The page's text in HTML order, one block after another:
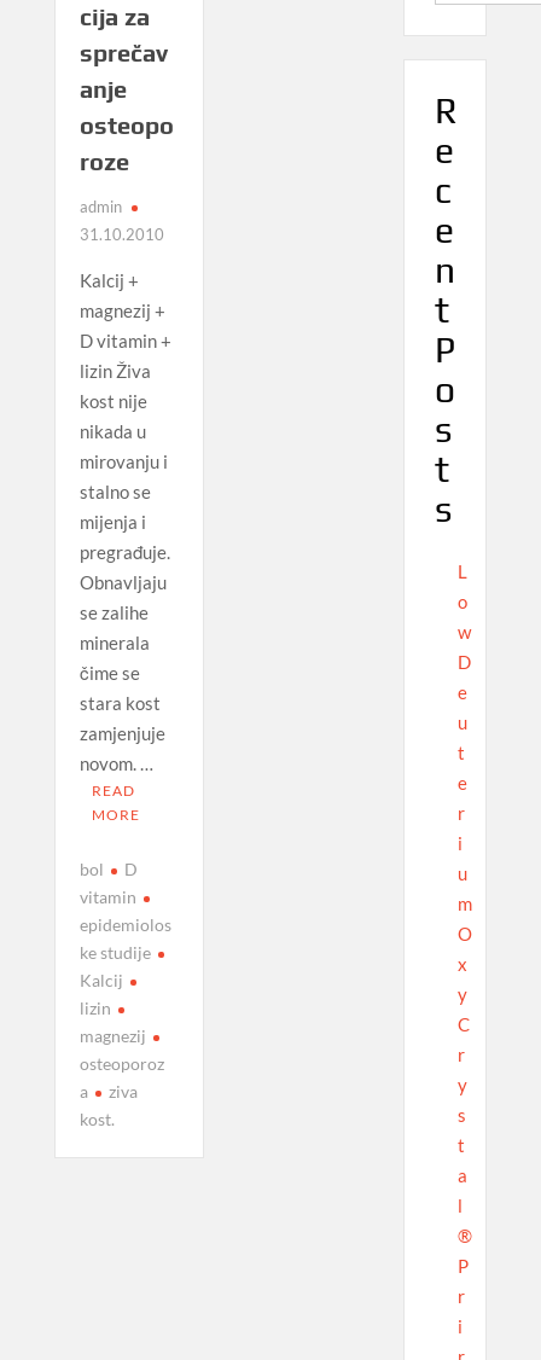
cija za
sprečav
anje
osteopo
roze
admin
31.10.2010
Kalcij +
magnezij +
D vitamin +
lizin Živa
kost nije
nikada u
mirovanju i
stalno se
mijenja i
pregrađuje.
Obnavljaju
se zalihe
minerala
čime se
stara kost
zamjenjuje
novom. …
READ
MORE
bol
D
vitamin
epidemiolos
ke studije
Kalcij
lizin
magnezij
osteoporoz
a
ziva
kost.
R
e
c
e
n
t
P
o
s
t
s
L
o
w
D
e
u
t
e
r
i
u
m
O
x
y
C
r
y
s
t
a
l
®
P
r
i